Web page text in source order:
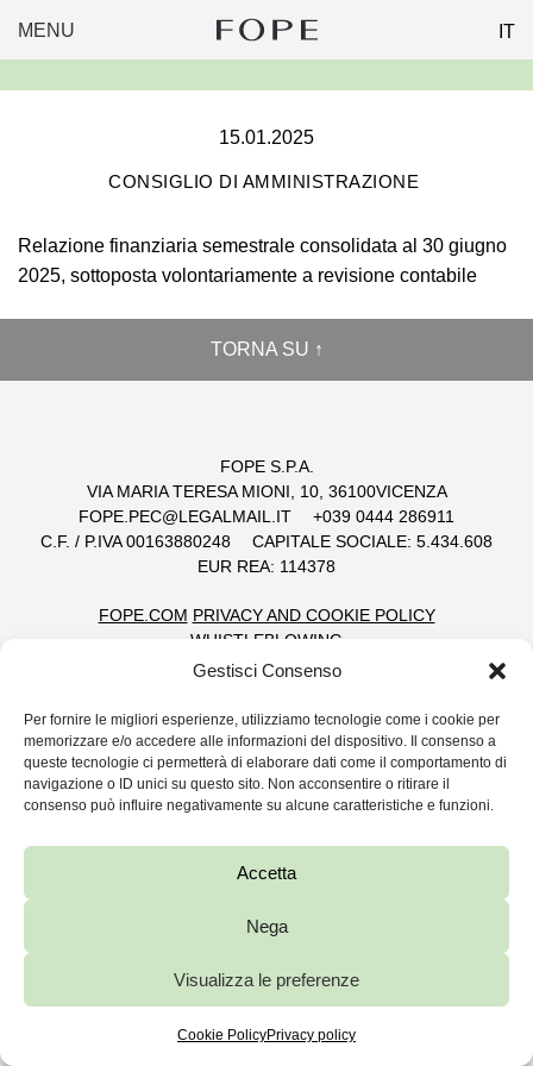
Gestisci Consenso
Per fornire le migliori esperienze, utilizziamo tecnologie come i cookie per
memorizzare e/o accedere alle informazioni del dispositivo. Il consenso a
queste tecnologie ci permetterà di elaborare dati come il comportamento di
navigazione o ID unici su questo sito. Non acconsentire o ritirare il
consenso può influire negativamente su alcune caratteristiche e funzioni.
Accetta
Nega
Visualizza le preferenze
Cookie PolicyPrivacy policy
MENU
FOPE
GROUP
IT
15.01.2025
CONSIGLIO DI AMMINISTRAZIONE
Relazione finanziaria semestrale consolidata al 30 giugno
2025, sottoposta volontariamente a revisione contabile
TORNA SU ↑
FOPE S.P.A.
VIA MARIA TERESA MIONI, 10, 36100VICENZA
FOPE.PEC@LEGALMAIL.IT
+039 0444 286911
C.F. / P.IVA 00163880248
CAPITALE SOCIALE: 5.434.608
EUR REA: 114378
FOPE.COM PRIVACY AND COOKIE POLICY
WHISTLEBLOWING